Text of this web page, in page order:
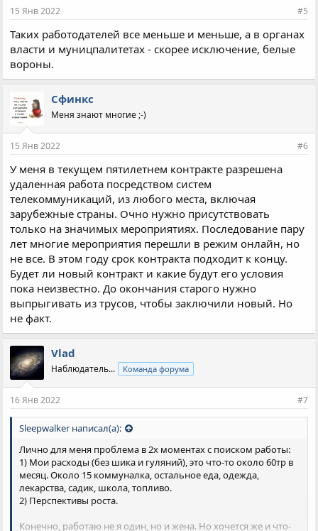
:
15 Янв 2022 #5
Таких работодателей все меньше и меньше, а в органах
власти и муницпалитетах - скорее исключение, белые
вороны.
Сфинкс
Меня знают многие ;-)
15 Янв 2022 #6
У меня в текущем пятилетнем контракте разрешена
удаленная работа посредством систем
телекоммуникаций, из любого места, включая
зарубежные страны. Очно нужно присутствовать
только на значимых мероприятиях. Последование пару
лет многие мероприятия перешли в режим онлайн, но
не все. В этом году срок контракта подходит к концу.
Будет ли новый контракт и какие будут его условия
пока неизвестно. До окончания старого нужно
выпрыгивать из трусов, чтобы заключили новый. Но
не факт.
Vlad
Наблюдатель... Команда форума
16 Янв 2022 #7
Sleepwalker написал(а):
Лично для меня проблема в 2х моментах с поиском работы:
1) Мои расходы (без шика и гуляний), это что-то около 60тр в
месяц. Около 15 коммуналка, остальное еда, одежда,
лекарства, садик, школа, топливо.
2) Перспективы роста.
Конечно, работаю не я один, но и жена. Но хочется же и что-